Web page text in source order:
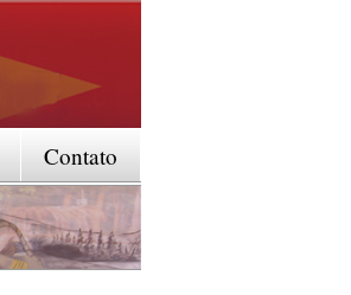
Contato